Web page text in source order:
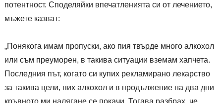
потентност. Споделяйки впечатленията си от лечението,
мъжете казват:
„Понякога имам пропуски, ако пия твърде много алкохол
или съм преуморен, в такива ситуации вземам хапчета.
Последния път, когато си купих рекламирано лекарство
за такива цели, пих алкохол и в продължение на два дни
кръвното ми налягане се покачи. Тогава разбрах, че